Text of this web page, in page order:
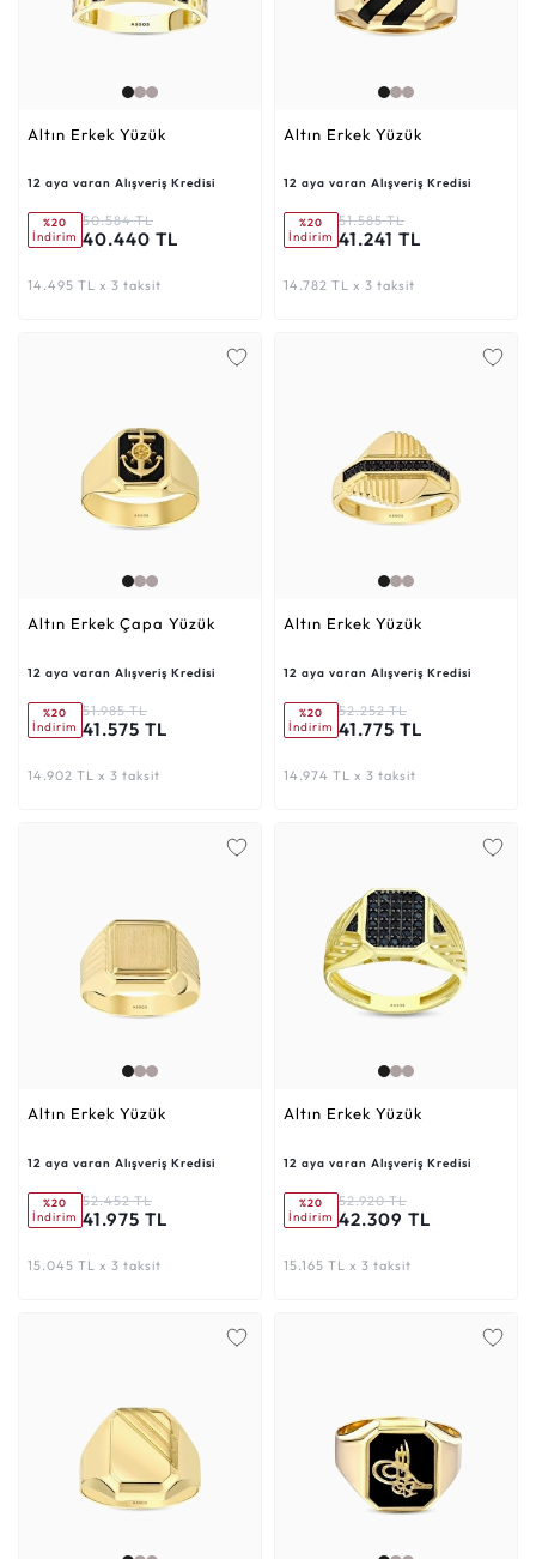
Altın Erkek Yüzük
12 aya varan Alışveriş Kredisi
%20
İndirim
50.584 TL
40.440 TL
14.495 TL x 3 taksit
Altın Erkek Yüzük
12 aya varan Alışveriş Kredisi
%20
İndirim
51.585 TL
41.241 TL
14.782 TL x 3 taksit
Altın Erkek Çapa Yüzük
12 aya varan Alışveriş Kredisi
%20
İndirim
51.985 TL
41.575 TL
14.902 TL x 3 taksit
Altın Erkek Yüzük
12 aya varan Alışveriş Kredisi
%20
İndirim
52.252 TL
41.775 TL
14.974 TL x 3 taksit
Altın Erkek Yüzük
12 aya varan Alışveriş Kredisi
%20
İndirim
52.452 TL
41.975 TL
15.045 TL x 3 taksit
Altın Erkek Yüzük
12 aya varan Alışveriş Kredisi
%20
İndirim
52.920 TL
42.309 TL
15.165 TL x 3 taksit